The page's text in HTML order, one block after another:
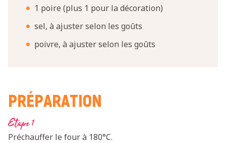
1 poire (plus 1 pour la décoration)
sel, à ajuster selon les goûts
poivre, à ajuster selon les goûts
PRÉPARATION
Etape 1
Préchauffer le four à 180°C.